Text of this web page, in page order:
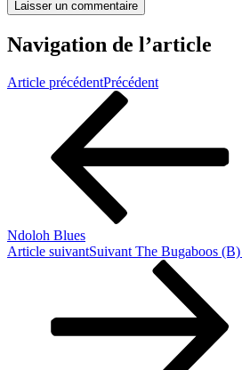
Navigation de l’article
Article précédentPrécédent
Ndoloh Blues
Article suivantSuivant The Bugaboos